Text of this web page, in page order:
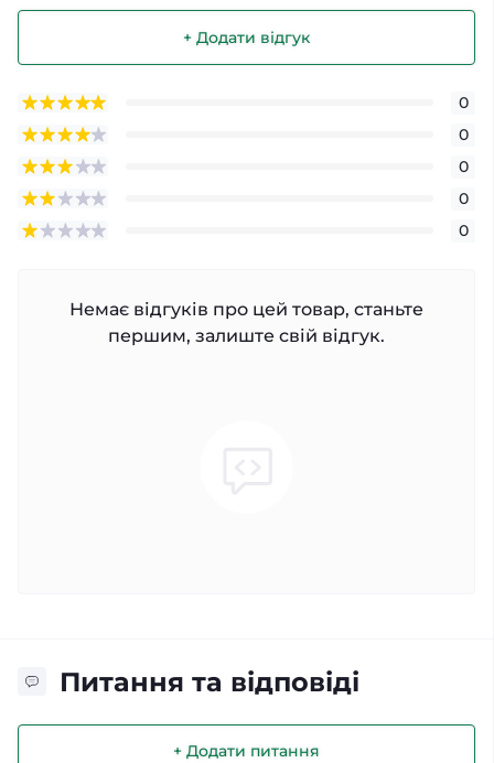
+ Додати відгук
0
0
0
0
0
Немає відгуків про цей товар, станьте
першим, залиште свій відгук.
Питання та відповіді
+ Додати питання